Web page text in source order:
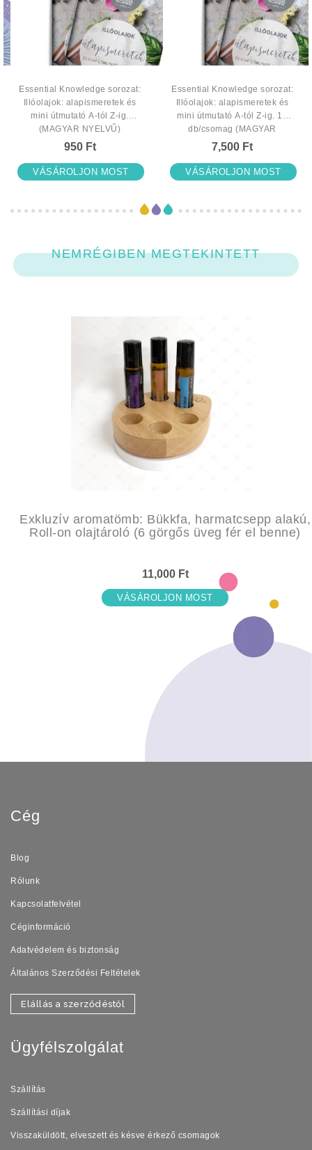
Essential Knowledge sorozat:
Illóolajok: alapismeretek és
mini útmutató A-tól Z-ig.
(MAGYAR NYELVŰ)
950 Ft
VÁSÁROLJON MOST
Essential Knowledge sorozat:
Illóolajok: alapismeretek és
mini útmutató A-tól Z-ig. 10
db/csomag (MAGYAR
NYELVŰ)
7,500 Ft
VÁSÁROLJON MOST
NEMRÉGIBEN MEGTEKINTETT
Exkluzív aromatömb: Bükkfa, harmatcsepp alakú,
Roll-on olajtároló (6 görgős üveg fér el benne)
11,000 Ft
VÁSÁROLJON MOST
Cég
Blog
Rólunk
Kapcsolatfelvétel
Céginformáció
Adatvédelem és biztonság
Általános Szerződési Feltételek
Elállás a szerződéstől
Ügyfélszolgálat
Szállítás
Szállítási díjak
Visszaküldött, elveszett és késve érkező csomagok